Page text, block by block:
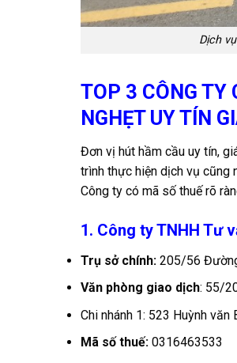
Dịch
TOP 3 CÔNG TY
NGHẸT UY TÍN
Đơn vị hút hầm cầu uy tín,
trình thực hiện dịch vụ cũng
Công ty có mã số thuế rõ
1. Công ty TNHH Tư
Trụ sở chính: 205/56
Văn phòng giao dịch: 55/
Chi nhánh 1: 523 Huỳnh văn
Mã số thuế: 0316463533